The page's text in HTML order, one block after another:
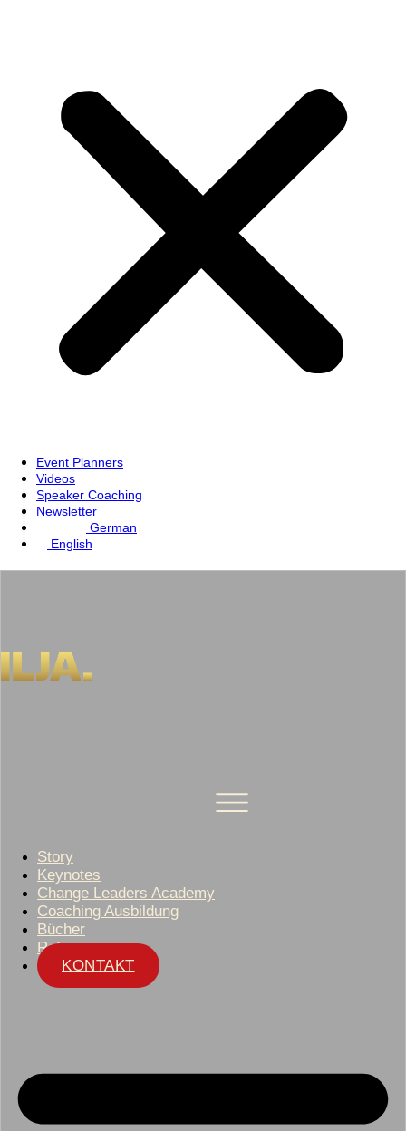
Event Planners
Videos
Speaker Coaching
Newsletter
German
English
Story
Keynotes
Change Leaders Academy
Coaching Ausbildung
Bücher
Referenzen
KONTAKT